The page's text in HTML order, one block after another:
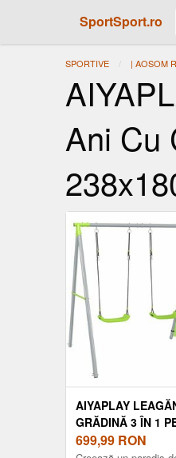
SportSport.ro
SPORTIVE | AOSOM
Ani Cu
AIYAPLAY
GRĂDINĂ 3 ÎN 1
COPII 3-8 ANI CU
699,99 RON